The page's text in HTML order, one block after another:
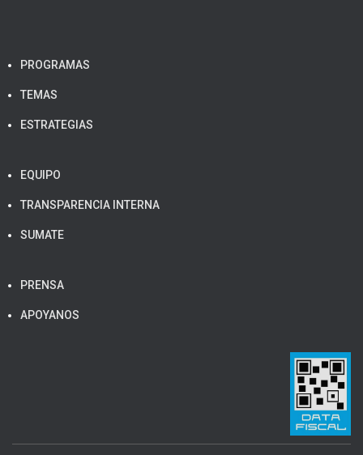
PROGRAMAS
TEMAS
ESTRATEGIAS
EQUIPO
TRANSPARENCIA INTERNA
SUMATE
PRENSA
APOYANOS